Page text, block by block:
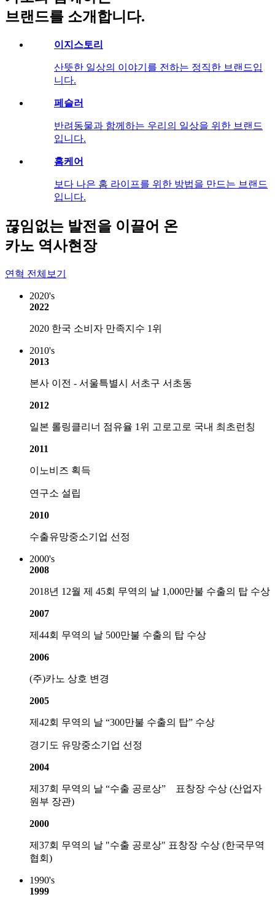
브랜드를 소개합니다.
이지스토리
산뜻한 일상의 이야기를 전하는 정직한 브랜드입
니다.
페슬러
반려동물과 함께하는 우리의 일상을 위한 브랜드
입니다.
홈케어
보다 나은 홈 라이프를 위한 방법을 만드는 브랜드
입니다.
끊임없는 발전을 이끌어 온
카노 역사현장
연혁 전체보기
2020's
2022
2020 한국 소비자 만족지수 1위
2010's
2013
본사 이전 - 서울특별시 서초구 서초동
2012
일본 롤링클리너 점유율 1위 고로고로 국내 최초런칭
2011
이노비즈 획득
연구소 설립
2010
수출유망중소기업 선정
2000's
2008
2018년 12월 제 45회 무역의 날 1,000만불 수출의 탑 수상
2007
제44회 무역의 날 500만불 수출의 탑 수상
2006
(주)카노 상호 변경
2005
제42회 무역의 날 “300만불 수출의 탑” 수상
경기도 유망중소기업 선정
2004
제37회 무역의 날 “수출 공로상” 표창장 수상 (산업자
원부 장관)
2000
제37회 무역의 날 "수출 공로상" 표창장 수상 (한국무역
협회)
1990's
1999